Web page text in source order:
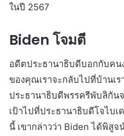
ในปี 2567
Biden โจมตี
อดีตประธานาธิบดีบอกกับคน
ของคุณเราจะกลับไปที่บ้านเ
ประธานาธิบดีพรรครีพับลิกัน
เป้าไปที่ประธานาธิบดีโจไบ
นี้ เขากล่าวว่า Biden ได้พิสู